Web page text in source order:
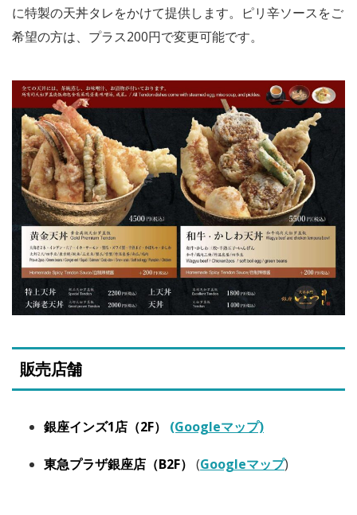
に特製の天丼タレをかけて提供します。ピリ辛ソースをご
希望の方は、プラス200円で変更可能です。
販売店舗
銀座インズ1店（2F） (Googleマップ)
東急プラザ銀座店（B2F） (Googleマップ)